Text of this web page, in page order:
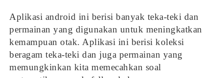
Aplikasi android ini berisi banyak teka-teki dan
permainan yang digunakan untuk meningkatkan
kemampuan otak. Aplikasi ini berisi koleksi
beragam teka-teki dan juga permainan yang
memungkinkan kita memecahkan soal